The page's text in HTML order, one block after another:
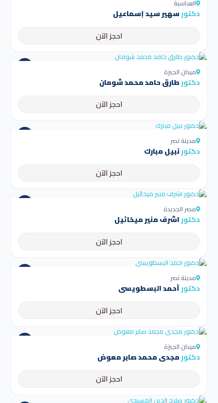
العباسية
دكتورسهير سيد إسماعيل
احجز الآن
ميدان الجيزة
دكتورطارق حامد محمد شومان
احجز الآن
مدينة نصر
دكتورنبيل مبارك
احجز الآن
مصر الجديدة
دكتوراشرف منير ميخائيل
احجز الآن
مدينة نصر
دكتورأحمد البسطويسي
احجز الآن
ميدان الجيزة
دكتورمجدي محمد صابر معوض
احجز الآن